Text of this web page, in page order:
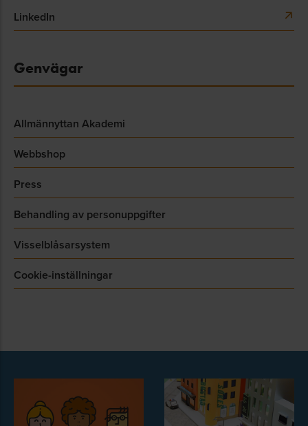
LinkedIn
Genvägar
Allmännyttan Akademi
Webbshop
Press
Behandling av personuppgifter
Visselblåsarsystem
Cookie-inställningar